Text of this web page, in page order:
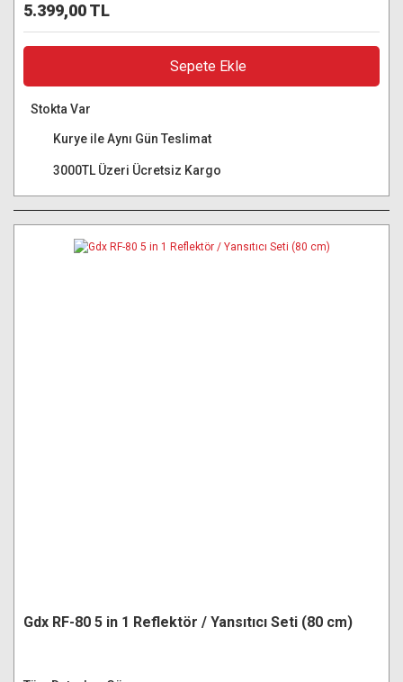
5.399,00 TL
Sepete Ekle
Stokta Var
Kurye ile Aynı Gün Teslimat
3000TL Üzeri Ücretsiz Kargo
Gdx RF-80 5 in 1 Reflektör / Yansıtıcı Seti (80 cm)